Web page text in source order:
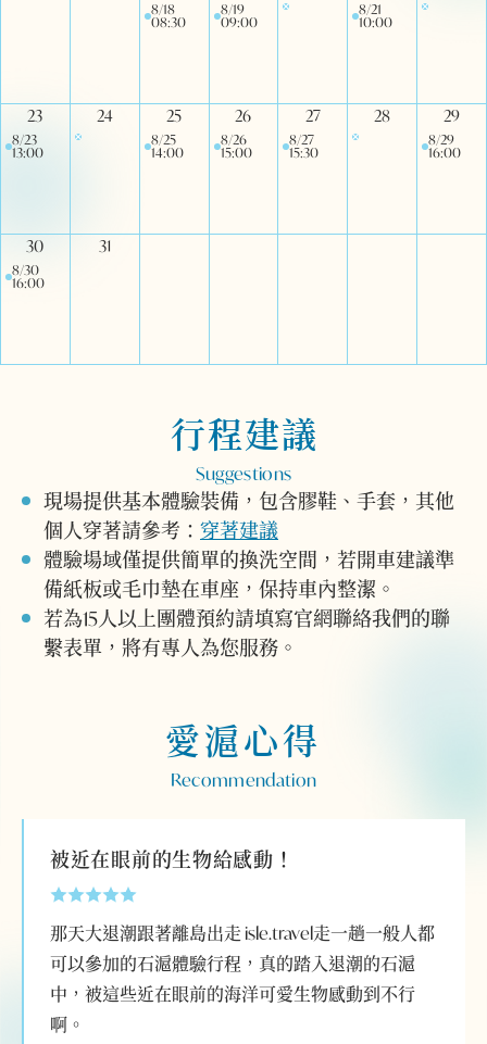
8/18
08:30
8/19
09:00
8/21
10:00
23
8/23
13:00
24 25
8/25
14:00
26
8/26
15:00
27
8/27
15:30
28 29
8/29
16:00
30
8/30
16:00
31
行程建議
Suggestions
現場提供基本體驗裝備，包含膠鞋、手套，其他
個人穿著請參考： 穿著建議
體驗場域僅提供簡單的換洗空間，若開車建議準
備紙板或毛巾墊在車座，保持車內整潔。
若為15人以上團體預約請填寫官網聯絡我們的聯
繫表單，將有專人為您服務。
愛滬心得
Recommendation
被近在眼前的生物給感動！
那天大退潮跟著離島出走 isle.travel走一趟一般人都
可以參加的石滬體驗行程，真的踏入退潮的石滬
中，被這些近在眼前的海洋可愛生物感動到不行
啊。